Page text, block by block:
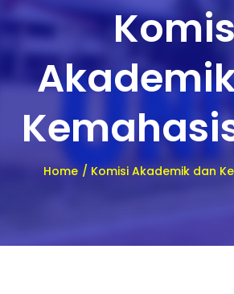
Profil
Pencapaian
Publikasi
PPAMWA
Home Komisi Akademik dan